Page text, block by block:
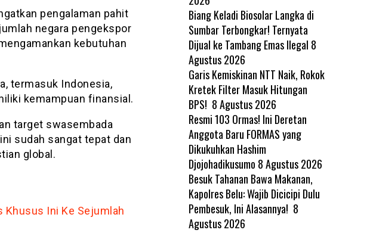
pengalaman pahit
negara pengekspor
kebutuhan
termasuk Indonesia,
kemampuan finansial.
target swasembada
sudah sangat tepat dan
global.
Khusus Ini Ke Sejumlah
Biang Keladi Biosolar Langka di
Sumbar Terbongkar! Ternyata
Dijual ke Tambang Emas Ilegal 8
Agustus 2026
Garis Kemiskinan NTT Naik, Rokok
Kretek Filter Masuk Hitungan
BPS! 8 Agustus 2026
Resmi 103 Ormas! Ini Deretan
Anggota Baru FORMAS yang
Dikukuhkan Hashim
Djojohadikusumo 8 Agustus 2026
Besuk Tahanan Bawa Makanan,
Kapolres Belu: Wajib Dicicipi Dulu
Pembesuk, Ini Alasannya! 8
Agustus 2026